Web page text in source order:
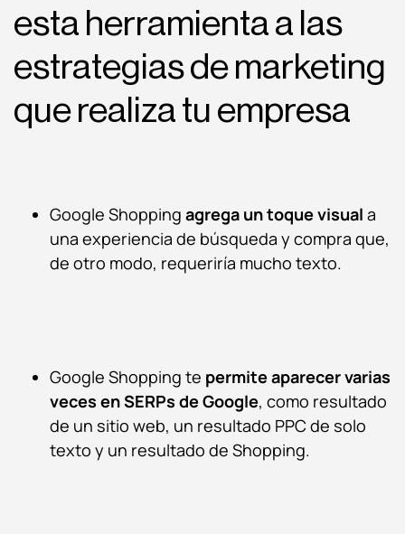
esta herramienta a las
estrategias de marketing
que realiza tu empresa
Google Shopping agrega un toque visual a
una experiencia de búsqueda y compra que,
de otro modo, requeriría mucho texto.
Google Shopping te permite aparecer varias
veces en SERPs de Google, como resultado
de un sitio web, un resultado PPC de solo
texto y un resultado de Shopping.